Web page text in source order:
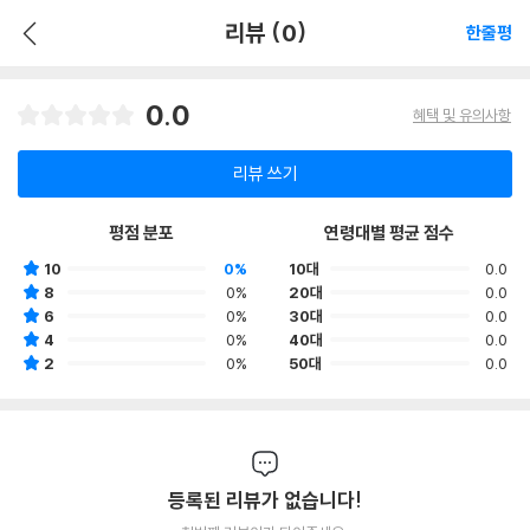
리뷰 (0) 한줄평
0.0 혜택 및 유의사항
리뷰 쓰기
평점 분포
10
0%
8
0%
6
0%
4
0%
2
0%
연령대별 평균 점수
10대
0.0
20대
0.0
30대
0.0
40대
0.0
50대
0.0
등록된 리뷰가 없습니다!